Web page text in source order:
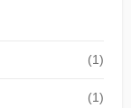
(1)
(1)